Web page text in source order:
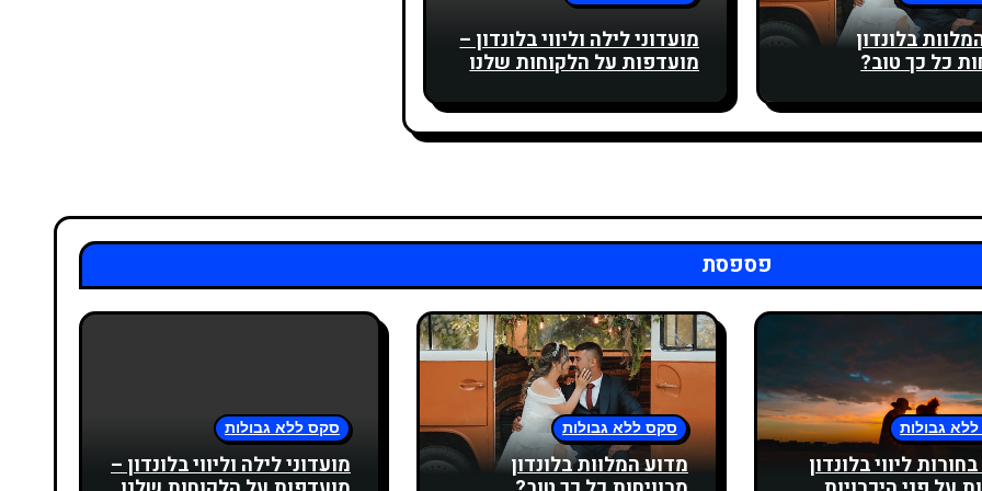
בלונדון
כל כך טוב?
מועדוני לילה וליווי בלונדון –
מועדפות על הלקוחות שלנו
פספסת
גבולות
ליווי בלונדון
סקס ללא גבולות
מדוע המלוות בלונדון
סקס ללא גבולות
מועדוני לילה וליווי בלונדון –